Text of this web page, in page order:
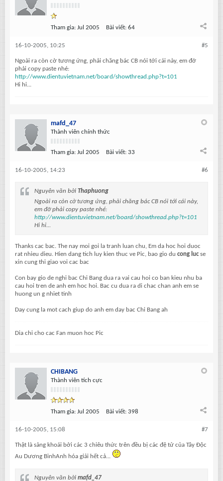
Tham gia: Jul 2005 Bài viết: 64
#5
16-10-2005, 10:25
Ngoài ra còn cờ tương ứng, phải chăng bác CB nói tới cái này, em đỡ
phải copy paste nhé:
http://www.dientuvietnam.net/board/showthread.php?t=101
Hi hi...
mafd_47
Thành viên chính thức
Tham gia: Jul 2005 Bài viết: 33
#6
16-10-2005, 14:23
Nguyên văn bởi Thaphuong
Ngoài ra còn cờ tương ứng, phải chăng bác CB nói tới cái này,
em đỡ phải copy paste nhé:
http://www.dientuvietnam.net/board/showthread.php?t=101
Hi hi...
Thanks cac bac. The nay moi goi la tranh luan chu, Em da hoc hoi duoc
rat nhieu dieu. Hien dang tich luy kien thuc ve Pic, bao gio du cong luc se
xin cung thi giao voi cac bac
Con bay gio de nghi bac Chi Bang dua ra vai cau hoi co ban kieu nhu ba
cau hoi tren de anh em hoc hoi. Bac cu dua ra di chac chan anh em se
huong un g nhiet tinh
Day cung la mot cach giup do anh em day bac Chi Bang ah
Dia chi cho cac Fan muon hoc Pic
CHIBANG
Thành viên tích cực
Tham gia: Jul 2005 Bài viết: 398
#7
16-10-2005, 15:08
Thật là sảng khoái bởi các 3 chiêu thức trên đều bị các đệ tử của Tây Độc
Au Dương BinhAnh hóa giải hết cả...
Nguyên văn bởi mafd_47